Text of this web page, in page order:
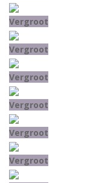
Vergroot
Vergroot
Vergroot
Vergroot
Vergroot
Vergroot